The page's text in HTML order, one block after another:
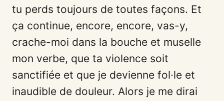
tu perds toujours de toutes façons. Et
ça continue, encore, encore, vas-y,
crache-moi dans la bouche et muselle
mon verbe, que ta violence soit
sanctifiée et que je devienne fol·le et
inaudible de douleur. Alors je me dirai